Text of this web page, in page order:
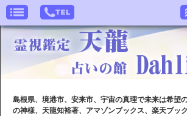
島根県、境港市、安来市、宇宙の真理で未来は希望
の神様、天龍知裕著、アマゾンブックス、楽天ブッ